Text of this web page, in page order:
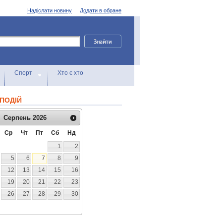
Додати в обране
Надіслати новину
Спорт Хто є хто
Серпень 2026
Ср Чт Пт Сб
Нд
1
2
5 6 7 8
9
12 13 14 15
16
19 20 21 22
23
26 27 28 29
30